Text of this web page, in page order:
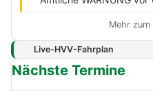
Mehr
Live-HVV-Fahrplan
Nächste Termine